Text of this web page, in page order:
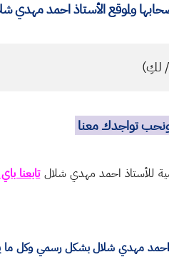
ولموقع الأستاذ احمد مهدي
/ لكِ)
ونحب تواجدك معنا
للأستاذ احمد مهدي شلالتابعنا
احمد مهدي شلال بشكل رسمي وكل